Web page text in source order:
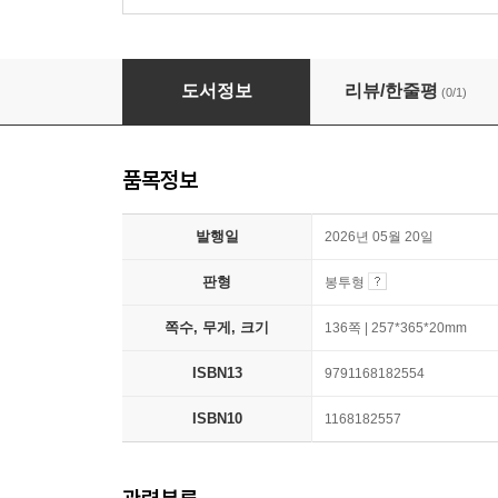
2026 이유진 군무원 국어 화제의 모의고사
도서정보 리뷰/한줄평 (0/1)
품목정보
발행일 2026년 05월 20일
판형 봉투형
쪽수, 무게, 크기 136쪽 | 257*365*20mm
ISBN13 9791168182554
ISBN10 1168182557